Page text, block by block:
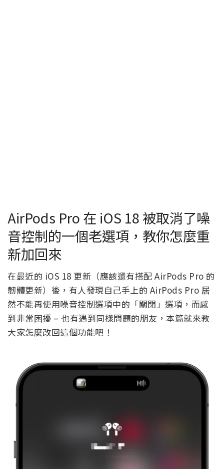
AirPods Pro 在 iOS 18 被取消了噪
音控制的一個老選項，教你怎麼重
新加回來
在最近的 iOS 18 更新（應該還有搭配 AirPods Pro 的
韌體更新）後，有人發現自己手上的 AirPods Pro 居
然不能再使用噪音控制選項中的「關閉」選項，而感
到非常困擾 – 也有遇到同樣問題的朋友，本篇就來教
大家怎麼改回這個功能吧！